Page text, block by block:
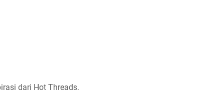
dari Hot Threads.